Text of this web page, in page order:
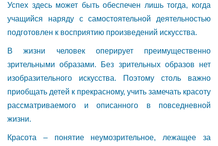
Успех здесь может быть обеспечен лишь тогда, когда
учащийся наряду с самостоятельной деятельностью
подготовлен к восприятию произведений искусства.
В жизни человек оперирует преимущественно
зрительными образами. Без зрительных образов нет
изобразительного искусства. Поэтому столь важно
приобщать детей к прекрасному, учить замечать красоту
рассматриваемого и описанного в повседневной
жизни.
Красота – понятие неумозрительное, лежащее за